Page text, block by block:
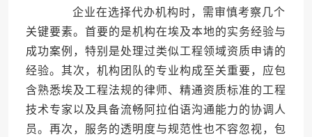
企业在选择代办机构时，需审慎考察几个
关键要素。首要的是机构在埃及本地的实务经验与
成功案例，特别是处理过类似工程领域资质申请的
经验。其次，机构团队的专业构成至关重要，应包
含熟悉埃及工程法规的律师、精通资质标准的工程
技术专家以及具备流畅阿拉伯语沟通能力的协调人
员。再次，服务的透明度与规范性也不容忽视，包